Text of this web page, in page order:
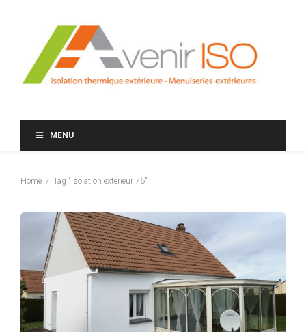
MENU
Home Tag "isolation exterieur 76"